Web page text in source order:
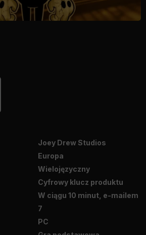
Joey Drew Studios
Europa
Wielojęzyczny
Cyfrowy klucz produktu
W ciągu 10 minut, e-mailem
7
PC